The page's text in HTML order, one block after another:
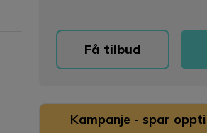
Få tilbud
Kampanje - spar